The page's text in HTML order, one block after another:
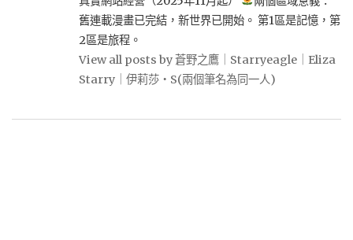
舊連載漫畫已完結，新世界已開始。 第1區是記憶，第
2區是旅程。
View all posts by 蒼野之鷹｜Starryeagle｜Eliza
Starry｜伊莉莎・S(兩個筆名為同一人)